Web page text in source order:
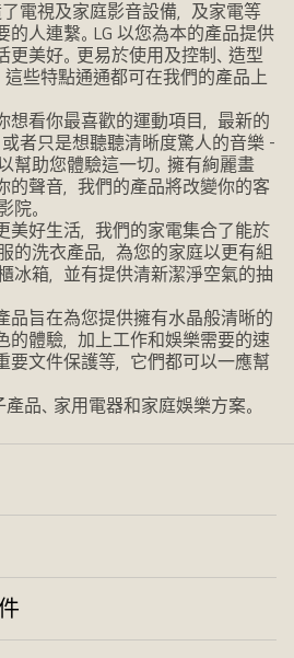
電視及家庭影音設備，及家電等
的人連繫。LG 以您為本的產品提供
更美好。更易於使用及控制、造型
這些特點通通都可在我們的產品上
想看你最喜歡的運動項目，最新的
者只是想聽聽清晰度驚人的音樂 -
幫助您體驗這一切。擁有絢麗畫
的聲音，我們的產品將改變你的客
院。
美好生活，我們的家電集合了能於
的洗衣產品，為您的家庭以更有組
冰箱，並有提供清新潔淨空氣的抽
品旨在為您提供擁有水晶般清晰的
的體驗，加上工作和娛樂需要的速
要文件保護等，它們都可以一應幫
品、家用電器和家庭娛樂方案。